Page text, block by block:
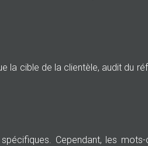
la cible de la clientèle, audit du
Cependant, les